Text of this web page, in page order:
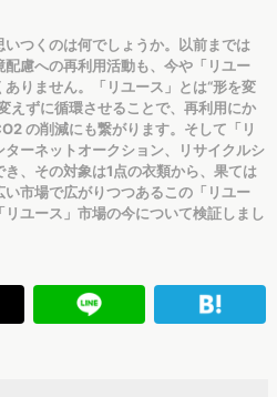
いつくのは何でしょうか。以前までは
配慮への再利用活動も、今や「リユー
りません。「リユース」とは“形を変
えずに循環させることで、再利用にか
の削減にも繋がります。そして「リ
ーネットオークション、リサイクルシ
、その対象は1点の衣類から、果ては
市場で広がりつつあるこの「リユー
ユース」市場の今について検証しまし